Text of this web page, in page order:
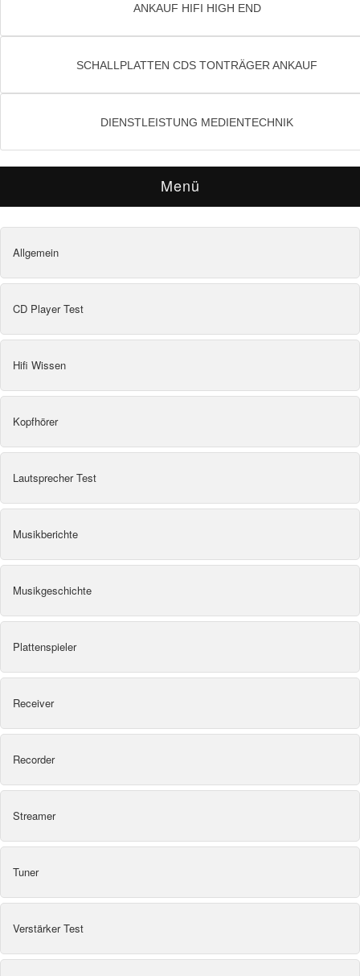
ANKAUF HIFI HIGH END
SCHALLPLATTEN CDS TONTRÄGER ANKAUF
DIENSTLEISTUNG MEDIENTECHNIK
Menü
Allgemein
CD Player Test
Hifi Wissen
Kopfhörer
Lautsprecher Test
Musikberichte
Musikgeschichte
Plattenspieler
Receiver
Recorder
Streamer
Tuner
Verstärker Test